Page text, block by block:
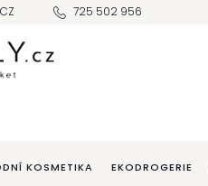
725 502 956
KOSMETIKA EKODROGERIE